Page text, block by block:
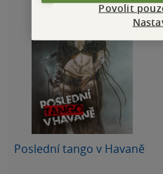
Poslední tango v Havaně
Povolit